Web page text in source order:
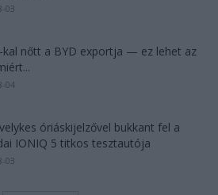
03
kal nőtt a BYD exportja — ez lehet az
04
óriáskijelzővel bukkant fel a
IONIQ 5 titkos tesztautója
03